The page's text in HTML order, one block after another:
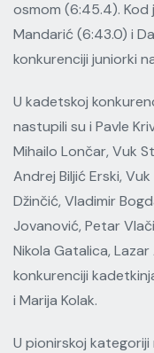
osmom (6:45.4). Kod
Mandarić (6:43.0) i
konkurenciji juniorki
U kadetskoj
nastupili su i Pavle
Mihailo Lončar, Vuk
Andrej Biljić Erski,
Džinčić, Vladimir
Jovanović, Petar
Nikola Gatalica,
konkurenciji
i Marija Kolak.
U pionirskoj